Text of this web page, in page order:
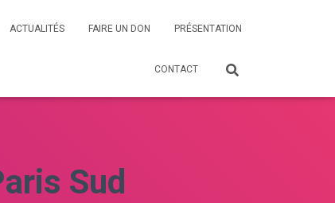
ACTUALITÉS FAIRE UN DON PRÉSENTATION
CONTACT
Sud